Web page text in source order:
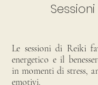
Le sessioni di Reiki
energetico e il
in momenti di stress,
emotivi.